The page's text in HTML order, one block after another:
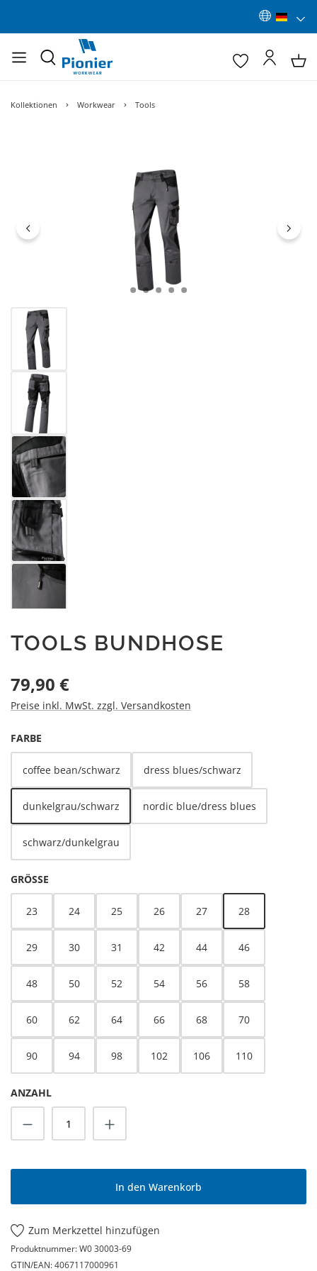
Kollektionen Workwear Tools
TOOLS BUNDHOSE
Regulärer Preis:
79,90 €
Preise inkl. MwSt. zzgl. Versandkosten
FARBE
coffee bean/schwarz dress blues/schwarz
dunkelgrau/schwarz nordic blue/dress blues
schwarz/dunkelgrau
GRÖSSE
23 24 25 26 27 28
29 30 31 42 44 46
48 50 52 54 56 58
60 62 64 66 68 70
90 94 98 102 106 110
ANZAHL
Produkt Anzahl: Gib den gewünschten
In den Warenkorb
Zum Merkzettel hinzufügen
Produktnummer:W0 30003-69
GTIN/EAN:4067117000961